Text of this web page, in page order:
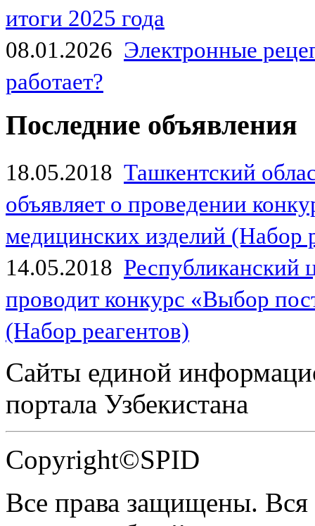
итоги 2025 года
08.01.2026 Электронные
работает?
Последние объявления
18.05.2018 Ташкентский
объявляет о проведении
медицинских изделий (Набор
14.05.2018
проводит конкурс «Выбор
(Набор реагентов)
Сайты единой
портала Узбекистана
Copyright©SPID
Все права защищены.